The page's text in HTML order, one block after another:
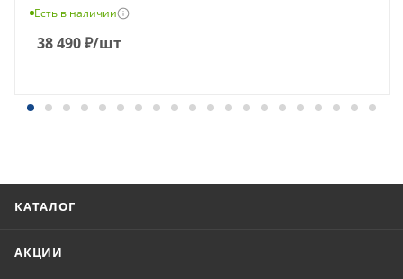
Есть в наличии
38 490₽/шт
КАТАЛОГ
АКЦИИ